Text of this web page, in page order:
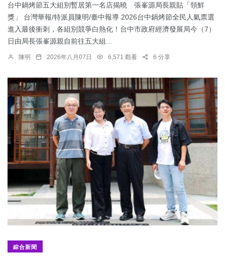
台中鍋烤節五大組別暫居第一名店揭曉 張峯源局長親貼「領鮮
獎」 台灣華報/特派員陳明/臺中報導 2026台中鍋烤節全民人氣票選
進入最後衝刺，各組別競爭白熱化！台中市政府經濟發展局今（7）
日由局長張峯源親自前往五大組...
陳明 2026年八月07日 6,571 觀看 6 分享
綜合新聞